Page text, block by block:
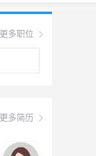
更多职位
更多简历